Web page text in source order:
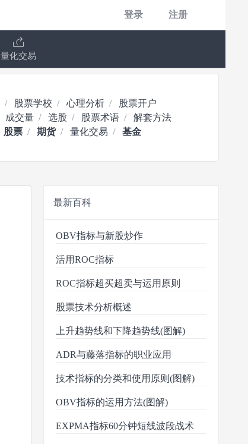
登录 注册
量化交易
股票学校 心理分析
股票开户
成交量 选股 股票术语
解套方法
股票 期货 量化交易 基金
最新百科
OBV指标与新股炒作
活用ROC指标
ROC指标超买超卖与运用原则
股票技术分析概述
上升趋势线和下降趋势线(图解)
ADR与藤落指标的职业应用
技术指标的分类和使用原则(图解)
OBV指标的运用方法(图解)
EXPMA指标60分钟短线波段战术